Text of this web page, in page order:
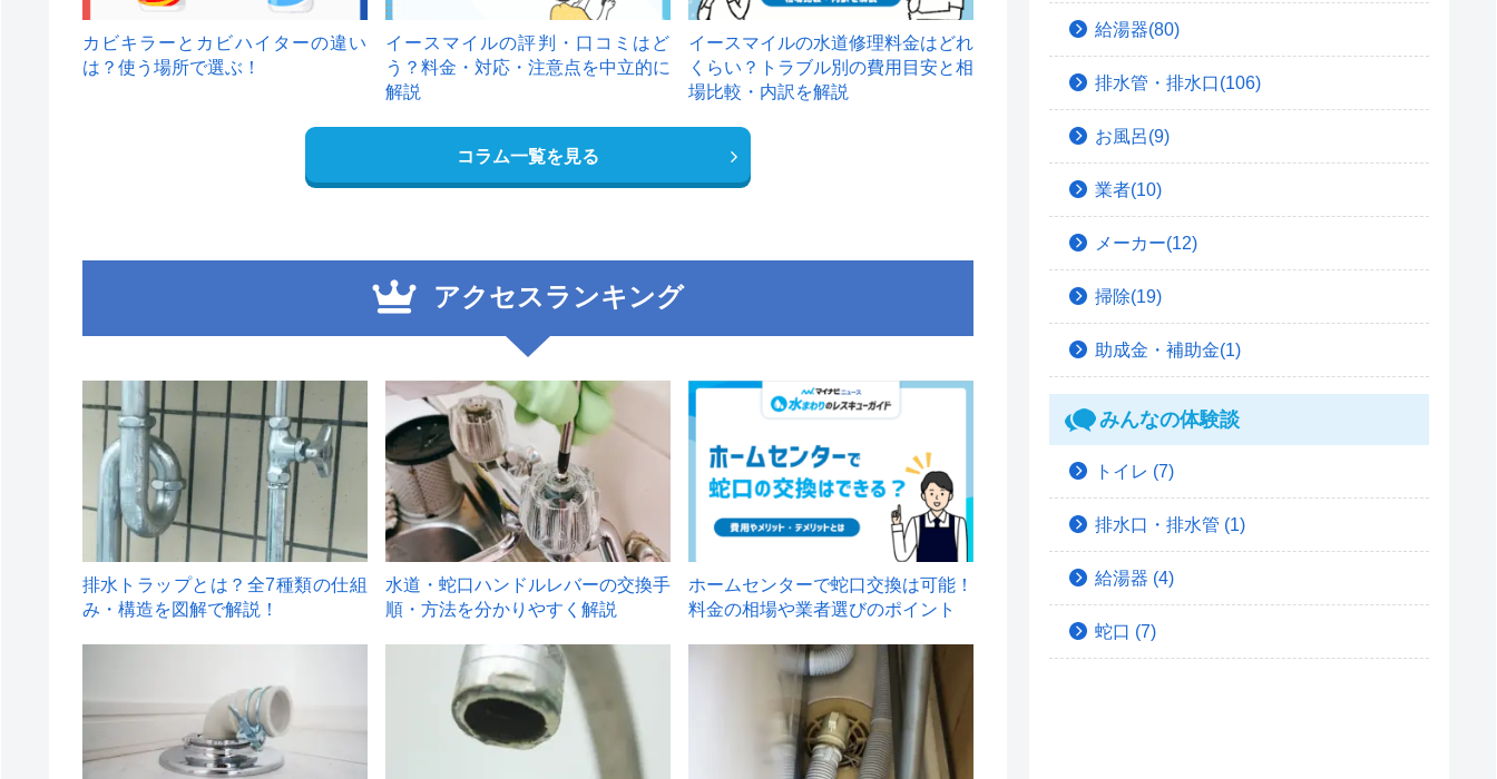
カビキラーとカビハイターの違い
は？使う場所で選ぶ！
イースマイルの評判・口コミはど
う？料金・対応・注意点を中立的に
解説
イースマイルの水道修理料金はどれ
くらい？トラブル別の費用目安と相
場比較・内訳を解説
コラム一覧を見る
アクセスランキング
1
排水トラップとは？全7種類の仕組
み・構造を図解で解説！
2
水道・蛇口ハンドルレバーの交換手
順・方法を分かりやすく解説
ホームセンターで蛇口交換は可能！
料金の相場や業者選びのポイント
給湯器(80)
排水管・排水口(106)
お風呂(9)
業者(10)
メーカー(12)
掃除(19)
助成金・補助金(1)
みんなの体験談
トイレ (7)
排水口・排水管 (1)
給湯器 (4)
蛇口 (7)